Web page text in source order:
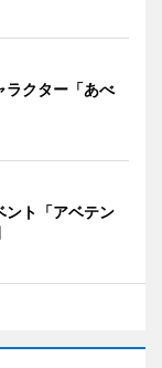
ラクター「あべ
ント「アベテン